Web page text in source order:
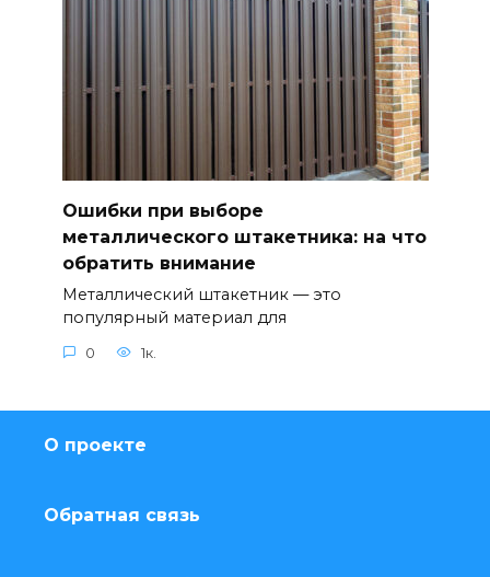
Ошибки при выборе
металлического штакетника: на что
обратить внимание
Металлический штакетник — это
популярный материал для
0 1к.
О проекте
Обратная связь